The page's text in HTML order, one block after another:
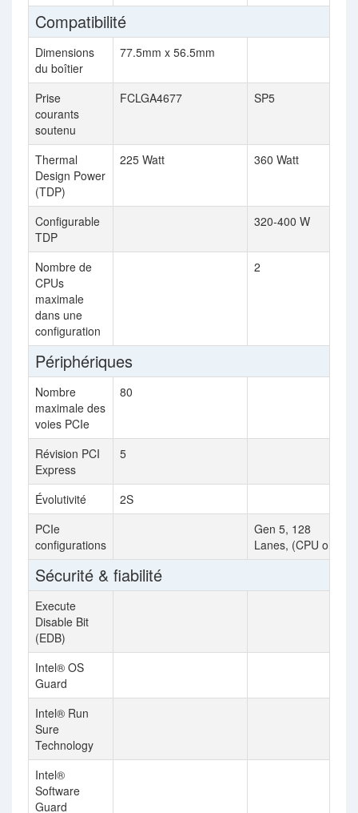
Compatibilité
Dimensions
du boîtier
77.5mm x 56.5mm
Prise
courants
soutenu
FCLGA4677 SP5
Thermal
Design Power
(TDP)
225 Watt 360 Watt
Configurable
TDP
320-400 W
Nombre de
CPUs
maximale
dans une
configuration
2
Périphériques
Nombre
maximale des
voies PCIe
80
Révision PCI
Express
5
Évolutivité
2S
PCIe
configurations
Gen 5, 128
Lanes, (CPU only)
Sécurité & fiabilité
Execute
Disable Bit
(EDB)
Intel® OS
Guard
Intel® Run
Sure
Technology
Intel®
Software
Guard